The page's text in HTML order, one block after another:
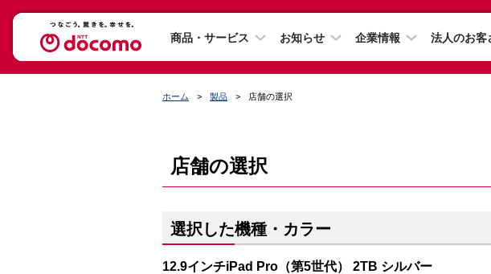
商品・サービス お知らせ 企業情報 法人のお客
ホーム 製品 店舗の選択
店舗の選択
選択した機種・カラー
12.9インチiPad Pro（第5世代） 2TB シルバー